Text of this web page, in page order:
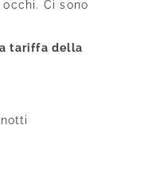
Ci sono
tariffa della